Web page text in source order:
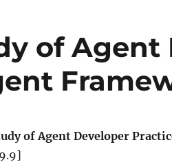
of Agent
of Agent Developer